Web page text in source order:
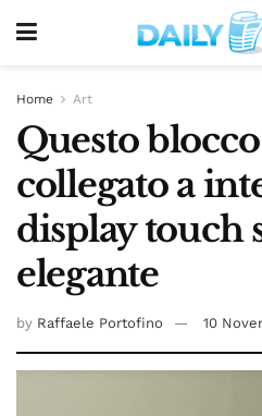
Home Art
Questo
collegato a
display touch
elegante
by Raffaele Portofino 10